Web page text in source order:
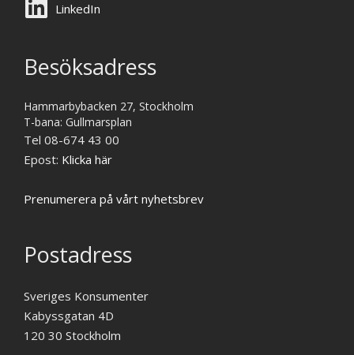
LinkedIn
Besöksadress
Hammarbybacken 27, Stockholm
T-bana: Gullmarsplan
Tel 08-674 43 00
Epost: Klicka här
Prenumerera på vårt nyhetsbrev
Postadress
Sveriges Konsumenter
Kabyssgatan 4D
120 30 Stockholm